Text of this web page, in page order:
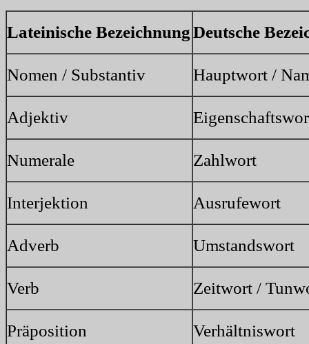
Lateinische BezeichnungDeutsche
Nomen / Substantiv Hauptwort /
Adjektiv
Numerale Zahlwort
Interjektion Ausrufewort
Adverb Umstandswort
Verb Zeitwort /
Präposition Verhältniswort